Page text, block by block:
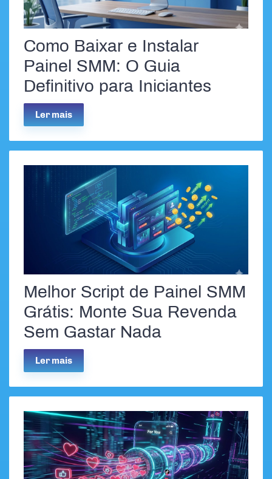
Como Baixar e Instalar
Painel SMM: O Guia
Definitivo para Iniciantes
Ler mais
Melhor Script de Painel SMM
Grátis: Monte Sua Revenda
Sem Gastar Nada
Ler mais